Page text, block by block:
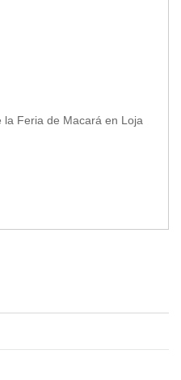
la Feria de Macará en Loja